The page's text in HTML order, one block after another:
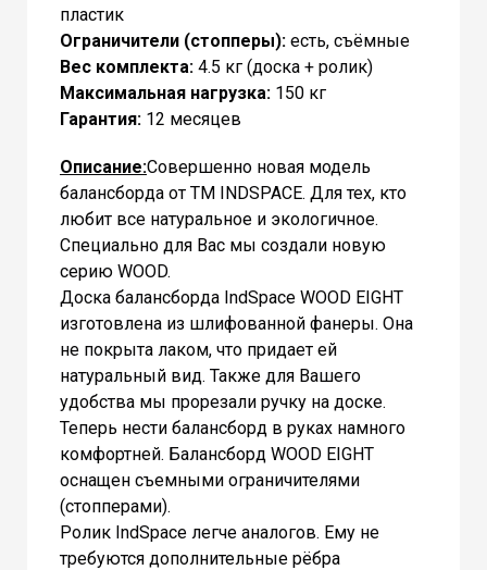
пластик
Ограничители (стопперы): есть, съёмные
Вес комплекта: 4.5 кг (доска + ролик)
Максимальная нагрузка: 150 кг
Гарантия: 12 месяцев
Описание:Совершенно новая модель
балансборда от ТМ INDSPACE. Для тех, кто
любит все натуральное и экологичное.
Специально для Вас мы создали новую
серию WOOD.
Доска балансборда IndSpace WOOD EIGHT
изготовлена из шлифованной фанеры. Она
не покрыта лаком, что придает ей
натуральный вид. Также для Вашего
удобства мы прорезали ручку на доске.
Теперь нести балансборд в руках намного
комфортней. Балансборд WOOD EIGHT
оснащен съемными ограничителями
(стопперами).
Ролик IndSpace легче аналогов. Ему не
требуются дополнительные рёбра